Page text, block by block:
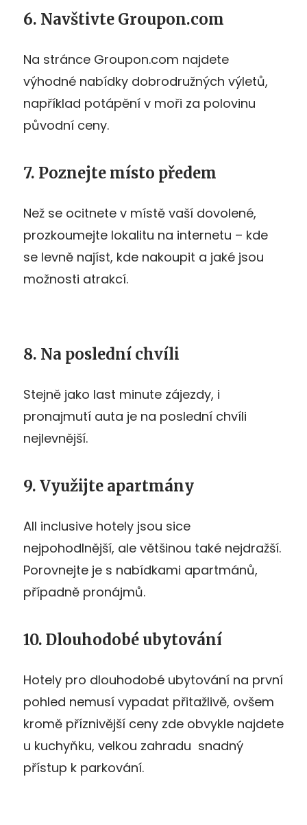
6. Navštivte Groupon.com
Na stránce Groupon.com najdete
výhodné nabídky dobrodružných výletů,
například potápění v moři za polovinu
původní ceny.
7. Poznejte místo předem
Než se ocitnete v místě vaší dovolené,
prozkoumejte lokalitu na internetu – kde
se levně najíst, kde nakoupit a jaké jsou
možnosti atrakcí.
8. Na poslední chvíli
Stejně jako last minute zájezdy, i
pronajmutí auta je na poslední chvíli
nejlevnější.
9. Využijte apartmány
All inclusive hotely jsou sice
nejpohodlnější, ale většinou také nejdražší.
Porovnejte je s nabídkami apartmánů,
případně pronájmů.
10. Dlouhodobé ubytování
Hotely pro dlouhodobé ubytování na první
pohled nemusí vypadat přitažlivě, ovšem
kromě příznivější ceny zde obvykle najdete
u kuchyňku, velkou zahradu snadný
přístup k parkování.